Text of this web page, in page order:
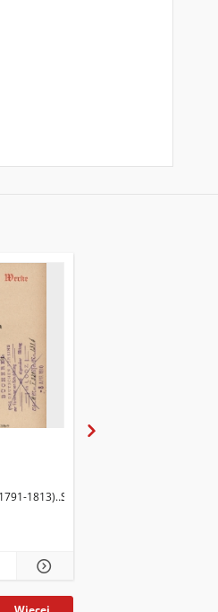
Przedm.
1813) Stern, Adolf (1835-1907). Red.